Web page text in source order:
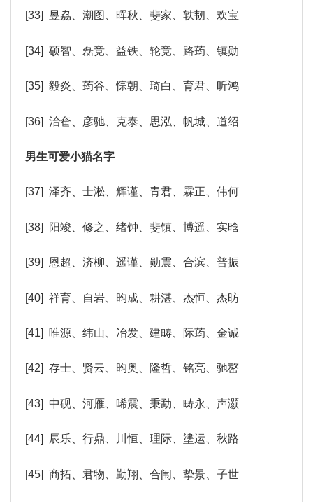
[33] 昱劦、潮图、晖秋、斐家、轶韧、欢宝
[34] 硕智、磊竞、益铁、轮竞、路荺、镇勋
[35] 毅炎、荺谷、悰朝、琦白、育君、昕鸿
[36] 治奞、彦驰、克泰、思泓、帆城、道绍
男生可爱小猫名字
[37] 泽齐、士淞、辉谨、青君、霖正、伟何
[38] 阳竣、修之、绪钟、斐镇、博遥、实晗
[39] 恩超、济柳、遥谨、勋震、合滨、普振
[40] 祥育、自岩、昀成、耕湛、杰恒、杰昉
[41] 唯源、纬山、冶发、建畴、际荺、金诚
[42] 存士、贤云、昀奥、隆哲、铭亮、驰嶅
[43] 中砚、河雁、晞震、秉勐、畴永、声灏
[44] 辰乐、行鼎、川恒、理际、堻运、秋路
[45] 商拓、君物、勤翔、合闱、挚景、子世